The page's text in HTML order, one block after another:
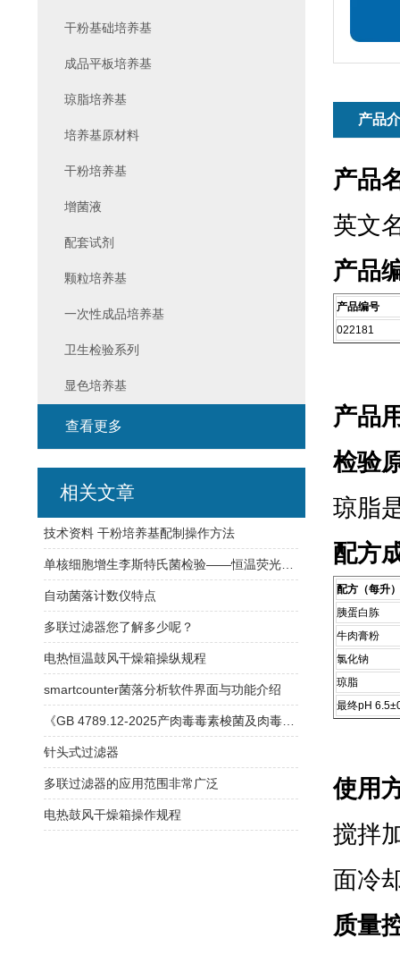
产品
产品
英文
产品
产品编号
022181
产品
检验
琼脂
配方
配方（每升）
胰蛋白胨
牛肉膏粉
氯化钠
琼脂
最终pH
使用
搅拌
面冷
质量
干粉基础培养基
成品平板培养基
琼脂培养基
培养基原材料
干粉培养基
增菌液
配套试剂
颗粒培养基
一次性成品培养基
卫生检验系列
显色培养基
查看更多
相关文章
技术资料 干粉培养基配制操作方法
自动菌落计数仪特点
多联过滤器您了解多少呢？
电热恒温鼓风干燥箱操纵规程
smartcounter菌落分析软件界面与功能介绍
针头式过滤器
多联过滤器的应用范围非常广泛
电热鼓风干燥箱操作规程